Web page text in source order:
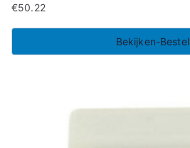
€50.22
Bekijken-